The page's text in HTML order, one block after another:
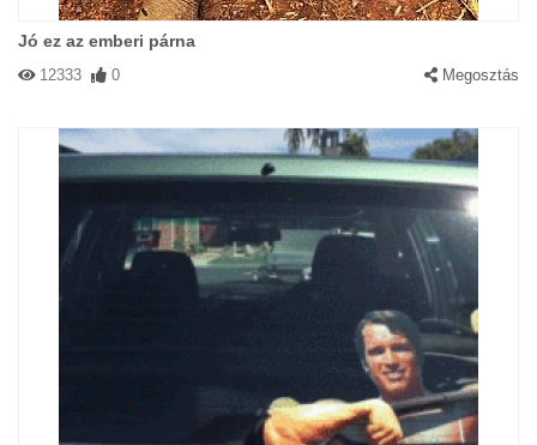
Jó ez az emberi párna
12333 0 Megosztás